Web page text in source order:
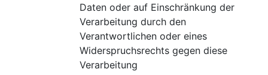
Daten oder auf Einschränkung der
Verarbeitung durch den
Verantwortlichen oder eines
Widerspruchsrechts gegen diese
Verarbeitung